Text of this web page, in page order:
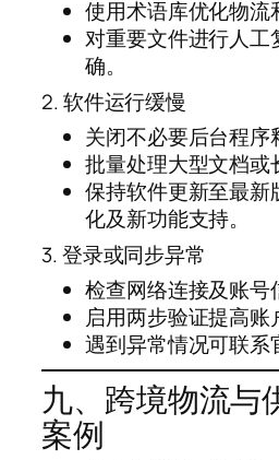
使用术语库优化物流
对重要文件进行人工
确。
2. 软件运行缓慢
关闭不必要后台程序
批量处理大型文档或
保持软件更新至最新
化及新功能支持。
3. 登录或同步异常
检查网络连接及账号
启用两步验证提高账
遇到异常情况可联系
九、跨境物流与
案例